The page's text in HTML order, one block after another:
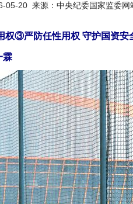
05-20 来源： 中央纪委国家监委网
权③严防任性用权 守护国资安
霖